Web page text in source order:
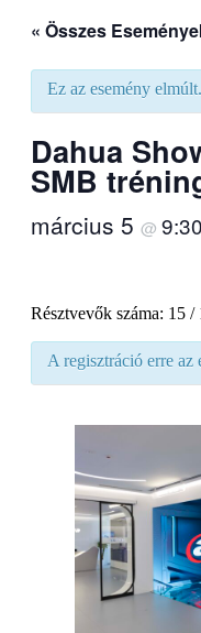
« Összes
Ez az esemény elmúlt.
Dahua
SMB
március 5 @
Résztvevők száma: 15 /
A regisztráció erre az